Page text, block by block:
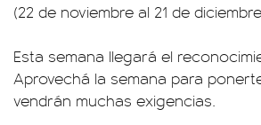
(22 de noviembre al 21 de
Esta semana llegará el
Aprovechá la semana para
vendrán muchas exigencias.